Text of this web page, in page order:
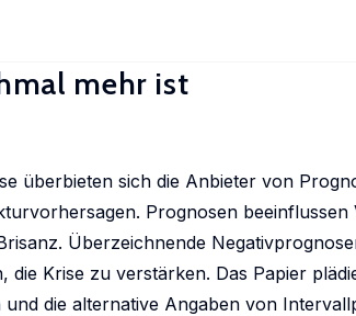
mehr ist
überbieten sich die Anbieter von
Prognosen beeinflussen
Überzeichnende
Krise zu verstärken. Das Papier
die alternative Angaben von